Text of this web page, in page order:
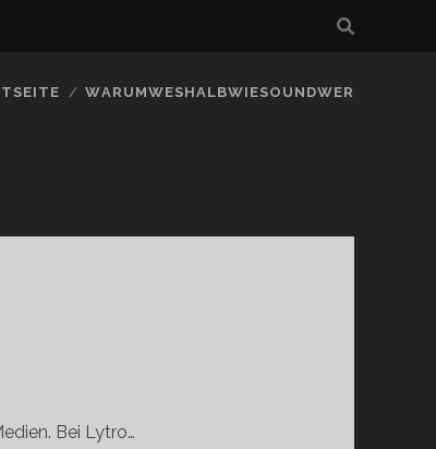
WARUMWESHALBWIESOUNDWER
Bei Lytro…